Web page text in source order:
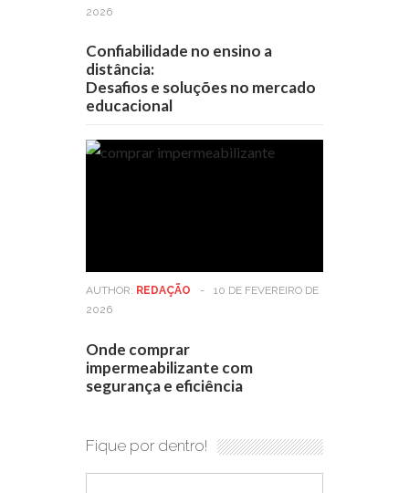
2026
Confiabilidade no ensino a
distância:
Desafios e soluções no mercado
educacional
AUTHOR: REDAÇÃO -
10 DE FEVEREIRO DE
2026
Onde comprar
impermeabilizante com
segurança e eficiência
Fique por dentro!